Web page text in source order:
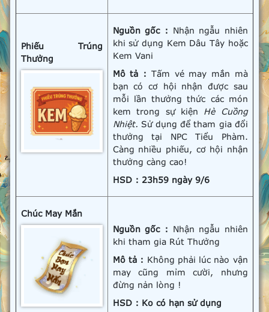
Phiếu Trúng
Thưởng
Nguồn gốc : Nhận ngẫu nhiên
khi sử dụng Kem Dâu Tây hoặc
Kem Vani
Mô tả : Tấm vé may mắn mà
bạn có cơ hội nhận được sau
mỗi lần thưởng thức các món
kem trong sự kiện Hè Cuồng
Nhiệt. Sử dụng để tham gia đổi
thưởng tại NPC Tiểu Phàm.
Càng nhiều phiếu, cơ hội nhận
thưởng càng cao!
HSD : 23h59 ngày 9/6
Chúc May Mắn
Nguồn gốc : Nhận ngẫu nhiên
khi tham gia Rút Thưởng
Mô tả : Không phải lúc nào vận
may cũng mỉm cười, nhưng
đừng nản lòng !
HSD : Ko có hạn sử dụng